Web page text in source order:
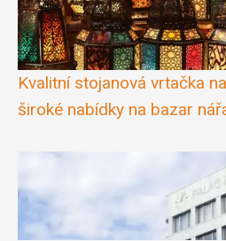
Kvalitní stojanová vrtačka
široké nabídky na bazar